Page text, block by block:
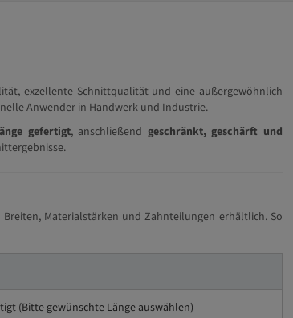
exzellente Schnittqualität und eine außergewöhnlich
Anwender in Handwerk und Industrie.
gefertigt, anschließend geschränkt, geschärft und
Materialstärken und Zahnteilungen erhältlich. So
(Bitte gewünschte Länge auswählen)